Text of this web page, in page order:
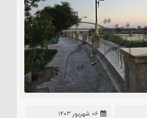
06 شهریور 1403